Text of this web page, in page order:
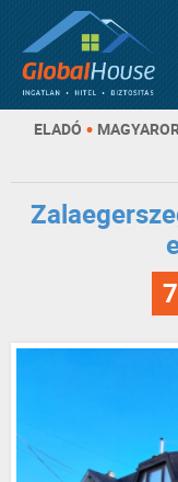
ELADÓ •